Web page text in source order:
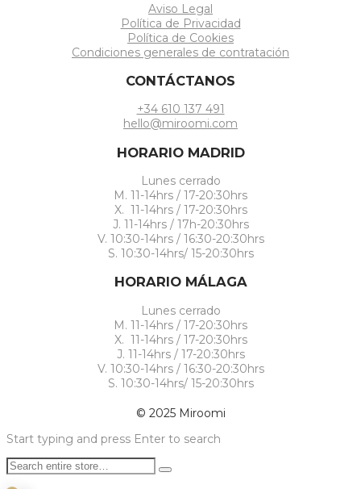
Aviso Legal
Política de Privacidad
Política de Cookies
Condiciones generales de contratación
CONTÁCTANOS
+34 610 137 491
hello@miroomi.com
HORARIO MADRID
Lunes cerrado
M. 11-14hrs / 17-20:30hrs
X. 11-14hrs / 17-20:30hrs
J. 11-14hrs / 17h-20:30hrs
V. 10:30-14hrs / 16:30-20:30hrs
S. 10:30-14hrs/ 15-20:30hrs
HORARIO MÁLAGA
Lunes cerrado
M. 11-14hrs / 17-20:30hrs
X. 11-14hrs / 17-20:30hrs
J. 11-14hrs / 17-20:30hrs
V. 10:30-14hrs / 16:30-20:30hrs
S. 10:30-14hrs/ 15-20:30hrs
© 2025 Miroomi
Start typing and press Enter to search